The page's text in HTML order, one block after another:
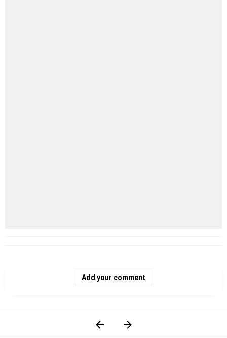
Add your comment